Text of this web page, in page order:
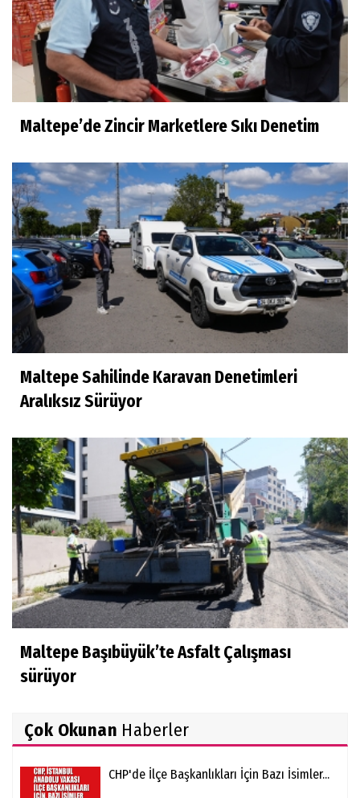
Maltepe’de Zincir Marketlere Sıkı Denetim
Maltepe Sahilinde Karavan Denetimleri
Aralıksız Sürüyor
Maltepe Başıbüyük’te Asfalt Çalışması
sürüyor
Çok Okunan Haberler
CHP'de İlçe Başkanlıkları İçin Bazı İsimler...